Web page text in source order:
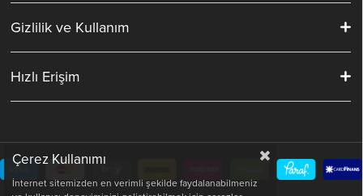
Gizlilik ve Kullanım
Hızlı Erişim
Çerez Kullanımı
İnternet sitemizden en verimli şekilde faydalanabilmeniz